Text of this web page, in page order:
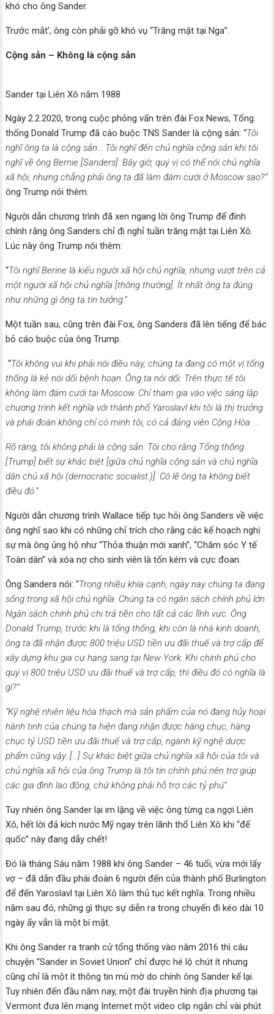
khó cho ông Sander.
Trước mắt’, ông còn phải gỡ khó vụ “Trăng mật tại Nga”.
Cộng sản – Không là cộng sản
Sander tại Liên Xô năm 1988
Ngày 2.2.2020, trong cuộc phỏng vấn trên đài Fox News, Tổng
thống Donald Trump đã cáo buộc TNS Sander là cộng sản: “Tôi
nghĩ ông ta là cộng sản… Tôi nghĩ đến chủ nghĩa cộng sản khi tôi
nghĩ về ông Bernie [Sanders]. Bây giờ, quý vị có thể nói chủ nghĩa
xã hội, nhưng chẳng phải ông ta đã làm đám cưới ở Moscow sao?”
ông Trump nói thêm.
Người dẫn chương trình đã xen ngang lời ông Trump để đính
chính rằng ông Sanders chỉ đi nghỉ tuần trăng mật tại Liên Xô.
Lúc này ông Trump nói thêm:
“Tôi nghĩ Berine là kiểu người xã hội chủ nghĩa, nhưng vượt trên cả
một người xã hội chủ nghĩa [thông thường]. Ít nhất ông ta đúng
như những gì ông ta tin tưởng.”
Một tuần sau, cũng trên đài Fox, ông Sanders đã lên tiếng để bác
bỏ cáo buộc của ông Trump.
“Tôi không vui khi phải nói điều này, chúng ta đang có một vị tổng
thống là kẻ nói dối bệnh hoạn. Ông ta nói dối. Trên thực tế tôi
không làm đám cưới tại Moscow. Chỉ tham gia vào việc sáng lập
chương trình kết nghĩa với thành phố Yaroslavl khi tôi là thị trưởng
và phái đoàn không chỉ có mình tôi, có cả đảng viên Cộng Hòa. …
Rõ ràng, tôi không phải là cộng sản. Tôi cho rằng Tổng thống
[Trump] biết sự khác biệt [giữa chủ nghĩa cộng sản và chủ nghĩa
dân chủ xã hội (democratic socialist.)]. Có lẽ ông ta không biết
điều đó.”
Người dẫn chương trình Wallace tiếp tục hỏi ông Sanders về việc
ông nghĩ sao khi có những chỉ trích cho rằng các kế hoạch nghị
sự mà ông ủng hộ như “Thỏa thuận mới xanh”, “Chăm sóc Y tế
Toàn dân” và xóa nợ cho sinh viên là tốn kém và cực đoan.
Ông Sanders nói: “Trong nhiều khía cạnh, ngày nay chúng ta đang
sống trong xã hội chủ nghĩa. Chúng ta có ngân sách chính phủ lớn.
Ngân sách chính phủ chi trả tiền cho tất cả các lĩnh vực. Ông
Donald Trump, trước khi là tổng thống, khi còn là nhà kinh doanh,
ông ta đã nhận được 800 triệu USD tiền ưu đãi thuế và trợ cấp để
xây dựng khu gia cư hạng sang tại New York. Khi chính phủ cho
quý vị 800 triệu USD ưu đãi thuế và trợ cấp, thì điều đó có nghĩa là
gì?”
“Kỹ nghệ nhiên liệu hóa thạch mà sản phẩm của nó đang hủy hoại
hành tinh của chúng ta hiện đang nhận được hàng chục, hàng
chục tỷ USD tiền ưu đãi thuế và trợ cấp, ngành kỹ nghệ dược
phẩm cũng vậy. […] Sự khác biệt giữa chủ nghĩa xã hội của tôi và
chủ nghĩa xã hội của ông Trump là tôi tin chính phủ nên trợ giúp
các gia đình lao động, chứ không phải hỗ trợ các tỷ phú”.
Tuy nhiên ông Sander lại im lặng về việc ông từng ca ngợi Liên
Xô, hết lời đả kích nước Mỹ ngay trên lãnh thổ Liên Xô khi “đế
quốc” này đang dẫy chết!
Đó là tháng Sáu năm 1988 khi ông Sander – 46 tuổi, vừa mới lấy
vợ – đã dẫn đầu phái đoàn 6 người đến của thành phố Burlington
để đến Yaroslavl tại Liên Xô làm thủ tục kết nghĩa. Trong nhiều
năm sau đó, những gì thực sự diễn ra trong chuyến đi kéo dài 10
ngày ấy vẫn là một bí mật.
Khi ông Sander ra tranh cử tổng thống vào năm 2016 thì câu
chuyện “Sander in Soviet Union” chỉ được hé lộ chút ít nhưng
cũng chỉ là một ít thông tin mù mờ do chính ông Sander kể lại.
Tuy nhiên đến đầu năm nay, một đài truyền hình địa phương tại
Vermont đưa lên mạng Internet một video clip ngắn chỉ vài phút